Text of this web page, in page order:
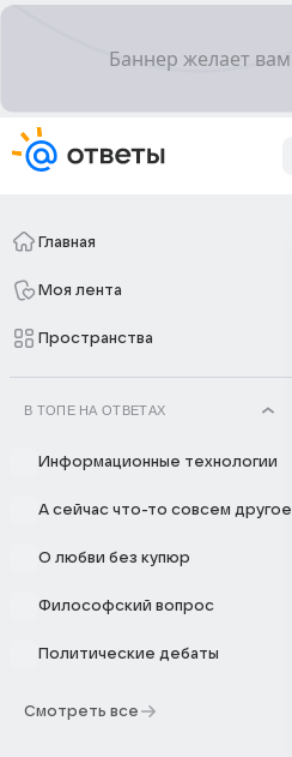
Главная
Моя лента
Пространства
В ТОПЕ НА ОТВЕТАХ
Информационные технологии
А сейчас что-то совсем другое
О любви без купюр
Философский вопрос
Политические дебаты
Смотреть все